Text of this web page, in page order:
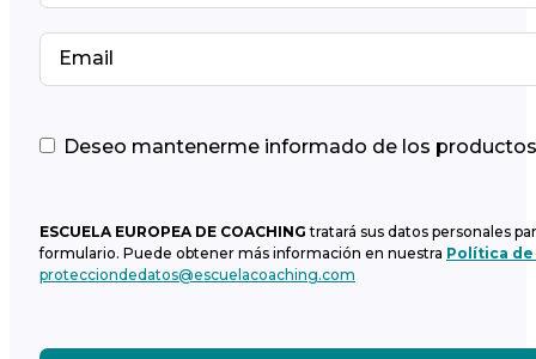
Deseo mantenerme informado de los
ESCUELA EUROPEA DE COACHING tratará sus datos personales
formulario. Puede obtener más información en nuestra Política
protecciondedatos@escuelacoaching.com